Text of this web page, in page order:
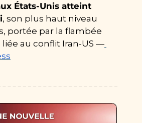
États-Unis atteint
, son plus haut niveau
portée par la flambée
au conflit Iran-US —